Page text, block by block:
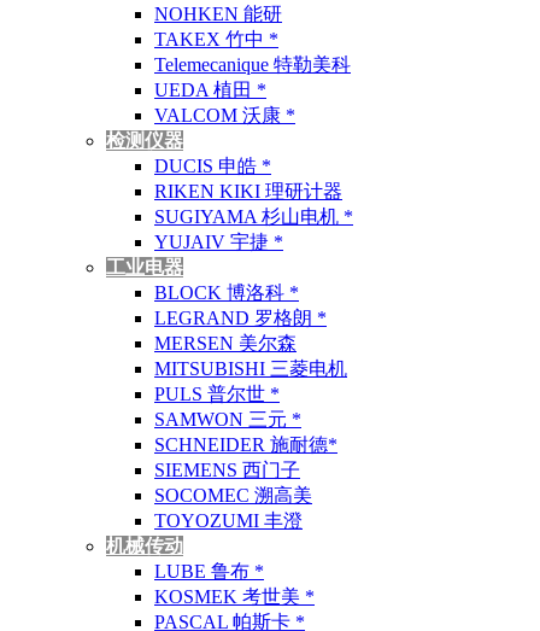
NOHKEN 能研
TAKEX 竹中 *
Telemecanique 特勒美科
UEDA 植田 *
VALCOM 沃康 *
检测仪器
DUCIS 申皓 *
RIKEN KIKI 理研计器
SUGIYAMA 杉山电机 *
YUJAIV 宇捷 *
工业电器
BLOCK 博洛科 *
LEGRAND 罗格朗 *
MERSEN 美尔森
MITSUBISHI 三菱电机
PULS 普尔世 *
SAMWON 三元 *
SCHNEIDER 施耐德*
SIEMENS 西门子
SOCOMEC 溯高美
TOYOZUMI 丰澄
机械传动
LUBE 鲁布 *
KOSMEK 考世美 *
PASCAL 帕斯卡 *